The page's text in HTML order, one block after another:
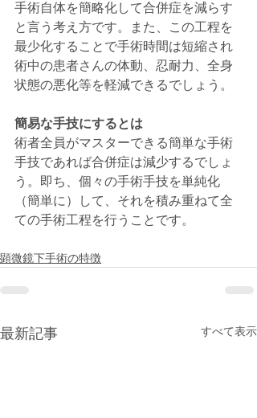
手術自体を簡略化して合併症を減らす
と言う考え方です。また、この工程を
最少化することで手術時間は短縮され
術中の患者さんの体動、忍耐力、全身
状態の悪化等を軽減できるでしょう。
簡易な手技にするとは
術者全員がマスターできる簡単な手術
手技であれば合併症は減少するでしょ
う。即ち、個々の手術手技を単純化
（簡単に）して、それを積み重ねて全
ての手術工程を行うことです。
顕微鏡下手術の特徴
最新記事 すべて表示